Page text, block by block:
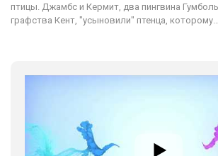
птицы. Джамбс и Кермит, два пингвина
графства Кент, "усыновили" птенца, которому…